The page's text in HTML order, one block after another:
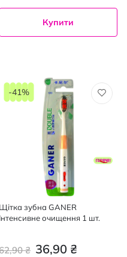
Купити
Щітка зубна GANER
Інтенсивне очищення 1 шт.
36,90 ₴
₴
-41%